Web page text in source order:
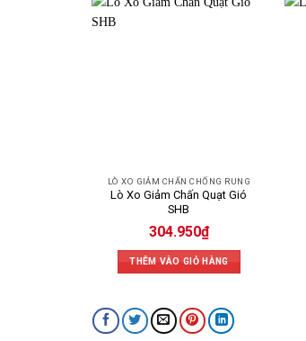
LÒ XO GIẢM CHẤN CHỐNG RUNG
Lò Xo Giảm Chấn Quạt Gió
SHB
304.950₫
THÊM VÀO GIỎ HÀNG